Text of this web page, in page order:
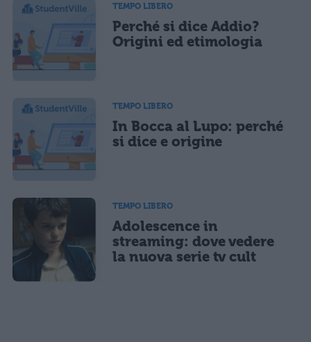
TEMPO LIBERO
Perché si dice Addio?
Origini ed etimologia
TEMPO LIBERO
In Bocca al Lupo: perché
si dice e origine
TEMPO LIBERO
Adolescence in
streaming: dove vedere
la nuova serie tv cult